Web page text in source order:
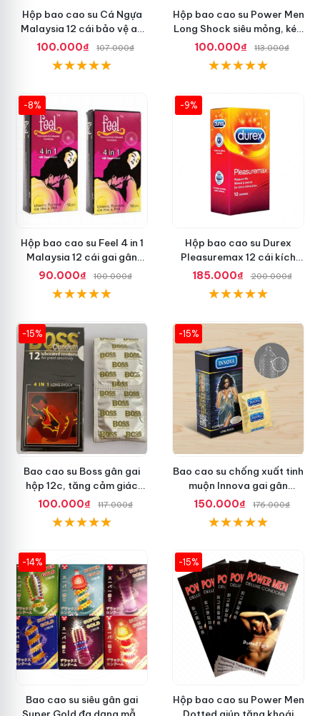
Hộp bao cao su Cá Ngựa
Malaysia 12 cái bảo vệ an
toàn tuyệt đối
100.000₫ 107.000₫
Hộp bao cao su Power Men
Long Shock siêu mỏng, kéo
dài quan hệ thoải mái
100.000₫ 113.000₫
-8%
Hộp bao cao su Feel 4 in 1
Malaysia 12 cái gai gân
thắt dễ sử dụng
90.000₫ 100.000₫
-9%
Hộp bao cao su Durex
Pleasuremax 12 cái kích
thích tăng khoái cảm
185.000₫ 200.000₫
-15%
Bao cao su Boss gân gai
hộp 12c, tăng cảm giác
thăng hoa
100.000₫ 117.000₫
-15%
Bao cao su chống xuất tinh
muộn Innova gai gân
Malaysia
150.000₫ 176.000₫
-14%
Bao cao su siêu gân gai
-15%
Hộp bao cao su Power Men